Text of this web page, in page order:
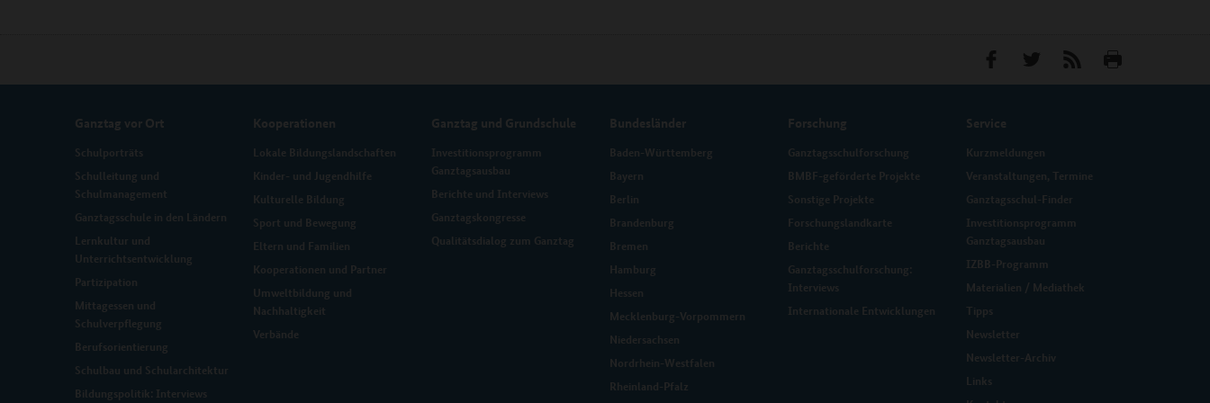
Ganztag vor Ort
Schulporträts
Schulleitung und
Schulmanagement
Ganztagsschule in den Ländern
Lernkultur und
Unterrichtsentwicklung
Partizipation
Mittagessen und
Schulverpflegung
Berufsorientierung
Schulbau und Schularchitektur
Bildungspolitik: Interviews
Kooperationen
Lokale Bildungslandschaften
Kinder- und Jugendhilfe
Kulturelle Bildung
Sport und Bewegung
Eltern und Familien
Kooperationen und Partner
Umweltbildung und
Nachhaltigkeit
Verbände
Ganztag und Grundschule
Investitionsprogramm
Ganztagsausbau
Berichte und Interviews
Ganztagskongresse
Qualitätsdialog zum Ganztag
Bundesländer
Baden-Württemberg
Bayern
Berlin
Brandenburg
Bremen
Hamburg
Hessen
Mecklenburg-Vorpommern
Niedersachsen
Nordrhein-Westfalen
Rheinland-Pfalz
Forschung
Ganztagsschulforschung
BMBF-geförderte Projekte
Sonstige Projekte
Forschungslandkarte
Berichte
Ganztagsschulforschung:
Interviews
Internationale Entwicklungen
Service
Kurzmeldungen
Veranstaltungen, Termine
Ganztagsschul-Finder
Investitionsprogramm
Ganztagsausbau
IZBB-Programm
Materialien / Mediathek
Tipps
Newsletter
Newsletter-Archiv
Links